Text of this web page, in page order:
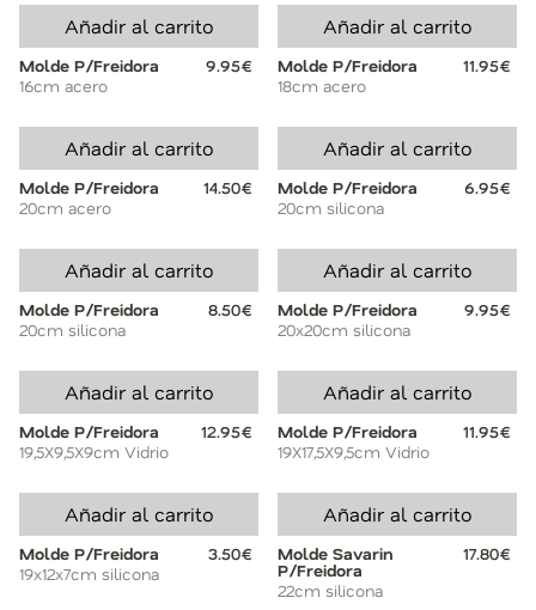
Añadir al carrito
Molde P/Freidora
9.95€
16cm acero
Añadir al carrito
Molde P/Freidora
11.95€
18cm acero
Añadir al carrito
Molde P/Freidora
14.50€
20cm acero
Añadir al carrito
Molde P/Freidora
6.95€
20cm silicona
Añadir al carrito
Molde P/Freidora
8.50€
20cm silicona
Añadir al carrito
Molde P/Freidora
9.95€
20x20cm silicona
Añadir al carrito
Molde P/Freidora
12.95€
19,5X9,5X9cm Vidrio
Añadir al carrito
Molde P/Freidora
11.95€
19X17,5X9,5cm Vidrio
Añadir al carrito
Molde P/Freidora
3.50€
19x12x7cm silicona
Añadir al carrito
Molde Savarin
P/Freidora
17.80€
22cm silicona